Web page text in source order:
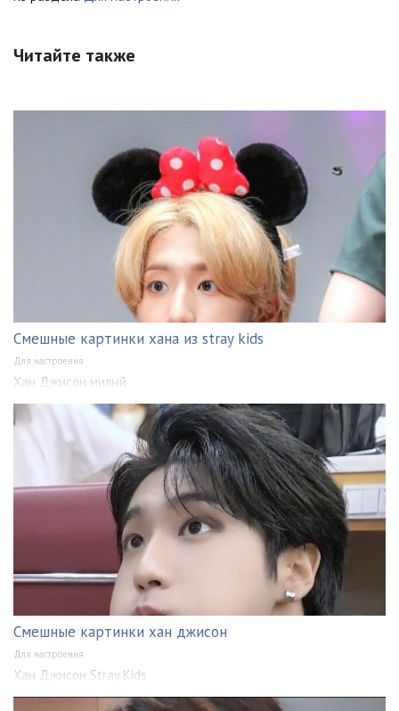
Читайте также
Смешные картинки хана из stray kids
Для настроения
Хан Джисон милый
Смешные картинки хан джисон
Для настроения
Хан Джисон Stray Kids